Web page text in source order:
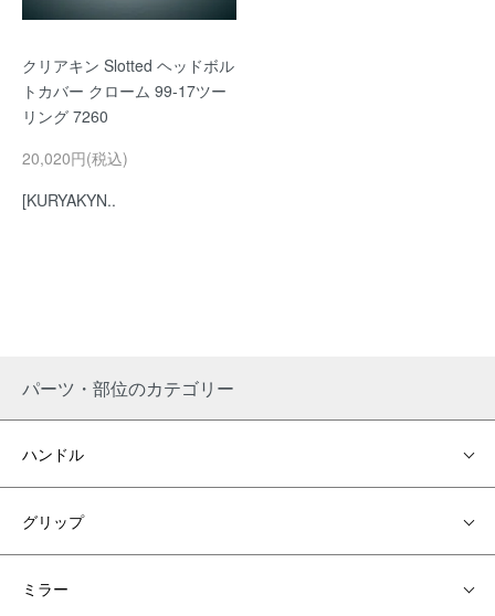
クリアキン Slotted ヘッドボル
トカバー クローム 99-17ツー
リング 7260
20,020円(税込)
[KURYAKYN..
パーツ・部位のカテゴリー
ハンドル
グリップ
ミラー